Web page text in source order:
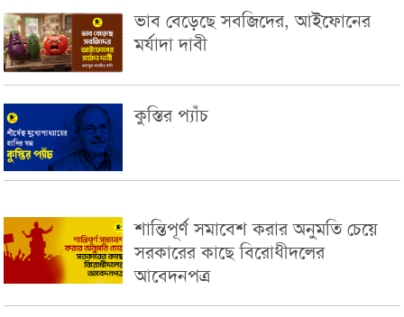
ভাব বেড়েছে সবজিদের, আইফোনের
মর্যাদা দাবী
কুস্তির প্যাঁচ
শান্তিপূর্ণ সমাবেশ করার অনুমতি চেয়ে
সরকারের কাছে বিরোধীদলের
আবেদনপত্র